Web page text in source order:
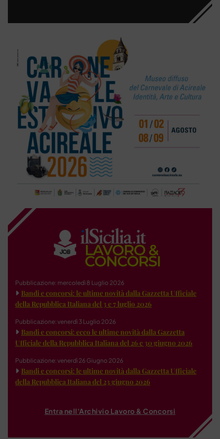
Pubblicazione: mercoledì 8 Luglio 2026
Bandi e concorsi: le ultime novità dalla Gazzetta Ufficiale
della Repubblica Italiana del 3 e 7 luglio 2026
Pubblicazione: venerdì 3 Luglio 2026
Bandi e concorsi: ecco le ultime novità dalla Gazzetta
Ufficiale della Repubblica Italiana del 26 e 30 giugno 2026
Pubblicazione: venerdì 26 Giugno 2026
Bandi e concorsi: le ultime novità dalla Gazzetta Ufficiale
della Repubblica Italiana del 23 giugno 2026
Entra nell'Archivio Lavoro & Concorsi